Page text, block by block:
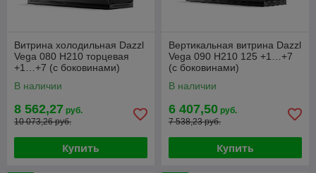
Витрина холодильная Dazzl
Vega 080 H210 торцевая
+1…+7 (с боковинами)
В наличии
8 562,27 руб.
10 073,26 руб.
Купить
Вертикальная витрина Dazzl
Vega 090 H210 125 +1…+7
(с боковинами)
В наличии
6 407,50 руб.
7 538,23 руб.
Купить